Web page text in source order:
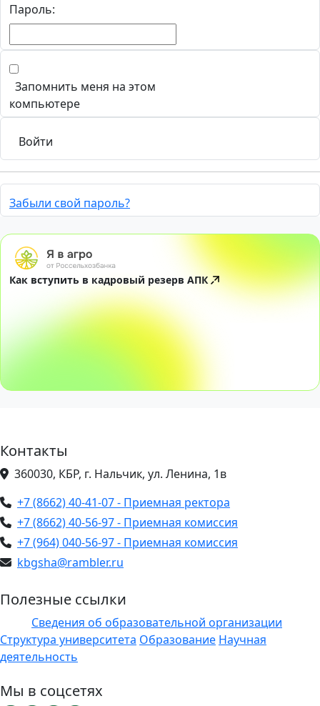
Пароль:
Запомнить меня на этом
компьютере
Забыли свой пароль?
Как вступить в кадровый резерв АПК
Контакты
360030, КБР, г. Нальчик, ул. Ленина, 1в
+7 (8662) 40-41-07 - Приемная ректора
+7 (8662) 40-56-97 - Приемная комиссия
+7 (964) 040-56-97 - Приемная комиссия
kbgsha@rambler.ru
Полезные ссылки
Сведения об образовательной организации
Структура университета Образование Научная
деятельность
Мы в соцсетях